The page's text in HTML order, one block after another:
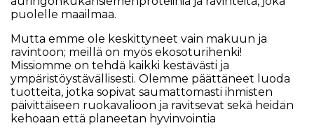
puolelle maailmaa.
Mutta emme ole keskittyneet vain makuun ja
ravintoon; meillä on myös ekosoturihenki!
Missiomme on tehdä kaikki kestävästi ja
ympäristöystävällisesti. Olemme päättäneet luoda
tuotteita, jotka sopivat saumattomasti ihmisten
päivittäiseen ruokavalioon ja ravitsevat sekä heidän
kehoaan että planeetan hyvinvointia